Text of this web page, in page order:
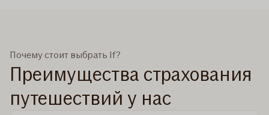
Почему стоит выбрать If?
Преимущества страхования
путешествий у нас